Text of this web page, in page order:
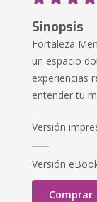
Sinopsis
Fortaleza
un espacio
experiencias
entender tu
Versión
Versión
Comprar